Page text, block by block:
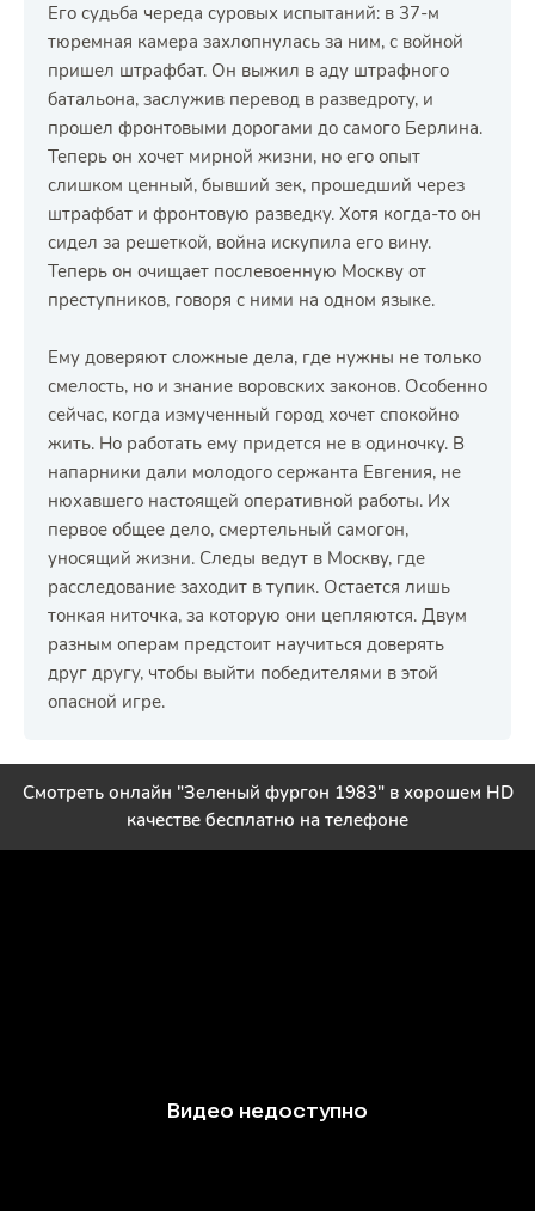
Его судьба череда суровых испытаний: в 37-м
тюремная камера захлопнулась за ним, с войной
пришел штрафбат. Он выжил в аду штрафного
батальона, заслужив перевод в разведроту, и
прошел фронтовыми дорогами до самого Берлина.
Теперь он хочет мирной жизни, но его опыт
слишком ценный, бывший зек, прошедший через
штрафбат и фронтовую разведку. Хотя когда-то он
сидел за решеткой, война искупила его вину.
Теперь он очищает послевоенную Москву от
преступников, говоря с ними на одном языке.
Ему доверяют сложные дела, где нужны не только
смелость, но и знание воровских законов. Особенно
сейчас, когда измученный город хочет спокойно
жить. Но работать ему придется не в одиночку. В
напарники дали молодого сержанта Евгения, не
нюхавшего настоящей оперативной работы. Их
первое общее дело, смертельный самогон,
уносящий жизни. Следы ведут в Москву, где
расследование заходит в тупик. Остается лишь
тонкая ниточка, за которую они цепляются. Двум
разным операм предстоит научиться доверять
друг другу, чтобы выйти победителями в этой
опасной игре.
Смотреть онлайн "Зеленый фургон 1983" в хорошем HD
качестве бесплатно на телефоне